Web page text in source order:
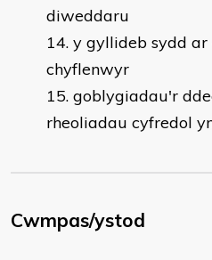
diweddaru
y gyllideb sydd
chyflenwyr
goblygiadau'r
rheoliadau cyfredol
Cwmpas/ystod